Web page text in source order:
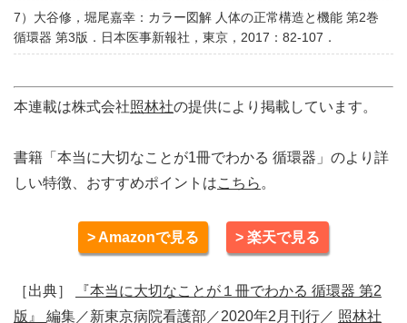
7）大谷修，堀尾嘉幸：カラー図解 人体の正常構造と機能 第2巻
循環器 第3版．日本医事新報社，東京，2017：82-107．
本連載は株式会社照林社の提供により掲載しています。
書籍「本当に大切なことが1冊でわかる 循環器」のより詳
しい特徴、おすすめポイントはこちら 。
> Amazonで見る > 楽天で見る
［出典］
『本当に大切なことが１冊でわかる 循環器 第2
版』 編集／新東京病院看護部／2020年2月刊行／ 照林社